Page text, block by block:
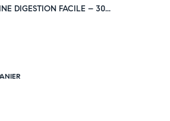
DIGESTION FACILE – 30...